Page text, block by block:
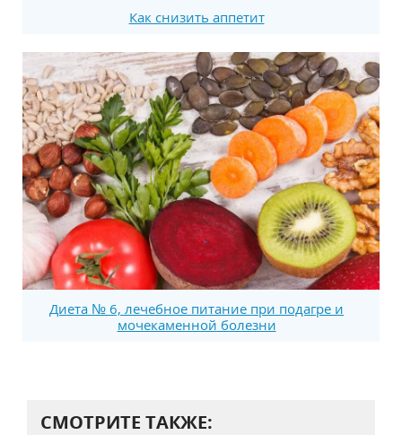
Как снизить аппетит
Диета № 6, лечебное питание при подагре и
мочекаменной болезни
СМОТРИТЕ ТАКЖЕ: